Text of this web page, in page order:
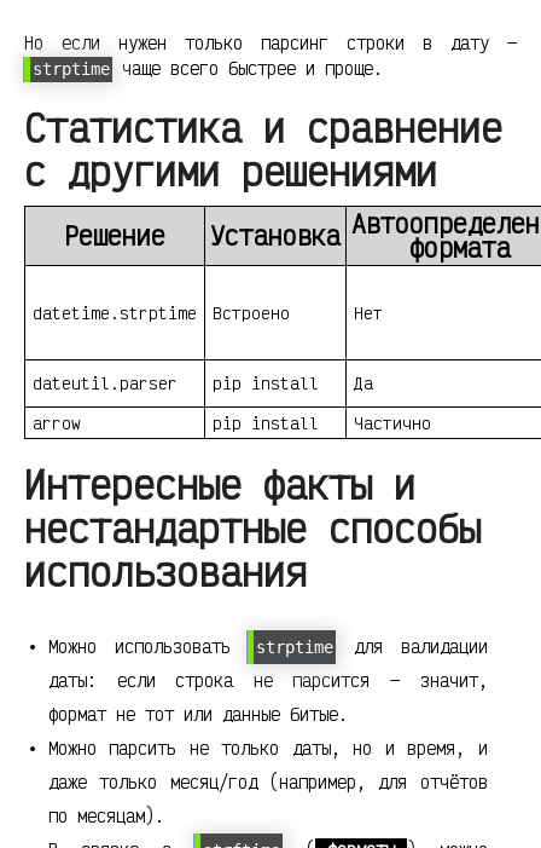
Но если нужен только парсинг строки в дату —
strptime чаще всего быстрее и проще.
Статистика и сравнение
с другими решениями
Решение Установка формата
datetime.strptime Встроено Нет
dateutil.parser pip install
Да
arrow
pip install Частично
Интересные факты и
нестандартные способы
использования
Можно использовать strptime
для валидации
даты: если строка не парсится — значит,
формат не тот или данные битые.
Можно парсить не только даты, но и время, и
даже только месяц/год (например, для отчётов
по месяцам).